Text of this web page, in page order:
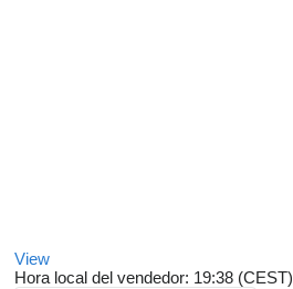
View
Hora local del vendedor: 19:38 (CEST)